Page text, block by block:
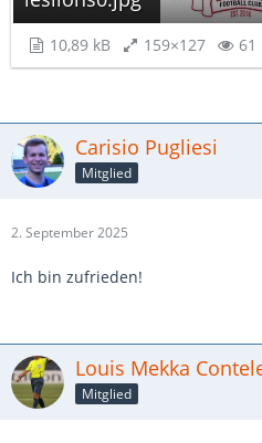
10,89 kB 159×127 61
Carisio Pugliesi
Mitglied
2. September 2025
Ich bin zufrieden!
Louis Mekka
Mitglied